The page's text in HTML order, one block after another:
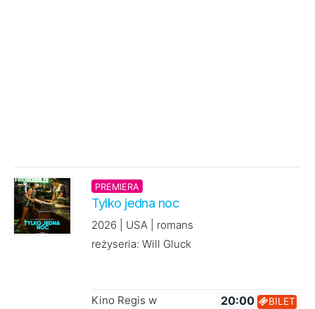
PREMIERA
Tylko jedna noc
2026 | USA | romans
reżyseria: Will Gluck
Kino Regis w
20:00 BILET